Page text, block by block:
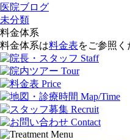
医院ブログ
未分類
料金体系
料金体系は料金表をご参照く